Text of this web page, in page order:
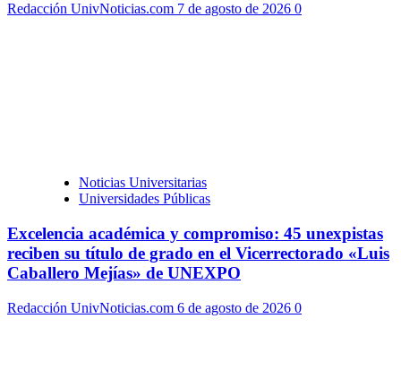
Redacción UnivNoticias.com 7 de agosto de 2026 0
Noticias Universitarias
Universidades Públicas
Excelencia académica y compromiso: 45 unexpistas
reciben su título de grado en el Vicerrectorado «Luis
Caballero Mejías» de UNEXPO
Redacción UnivNoticias.com 6 de agosto de 2026 0